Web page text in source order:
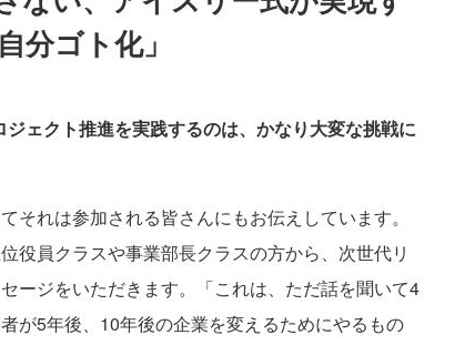
分ゴト化」
ェクト推進を実践するのは、かなり大変な挑戦に
それは参加される皆さんにもお伝えしています。
役員クラスや事業部長クラスの方から、次世代リ
ージをいただきます。「これは、ただ話を聞いて4
が5年後、10年後の企業を変えるためにやるもの